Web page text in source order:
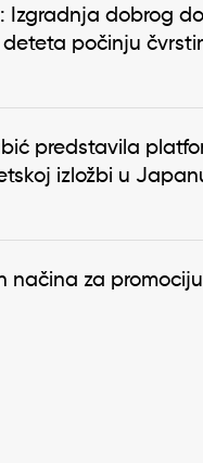
Izgradnja dobrog
počinju
predstavila
izložbi u
načina za